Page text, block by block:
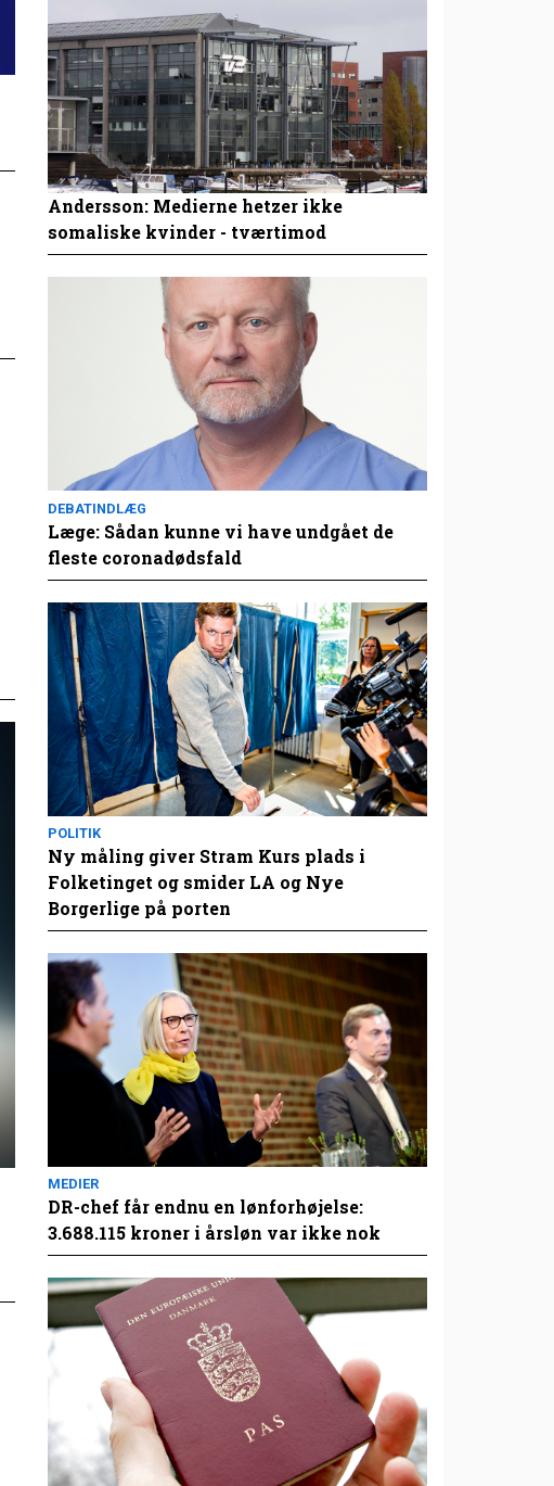
Andersson: Medierne hetzer ikke
somaliske kvinder - tværtimod
DEBATINDLÆG
Læge: Sådan kunne vi have undgået de
fleste coronadødsfald
POLITIK
Ny måling giver Stram Kurs plads i
Folketinget og smider LA og Nye
Borgerlige på porten
MEDIER
DR-chef får endnu en lønforhøjelse:
3.688.115 kroner i årsløn var ikke nok